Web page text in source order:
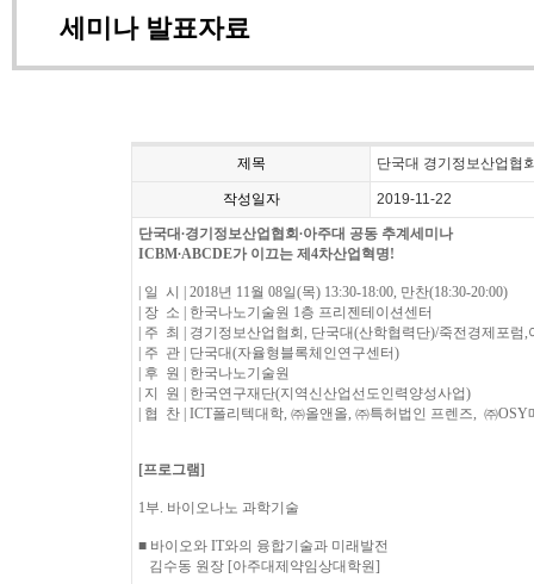
세미나 발표자료
제목 단국대 경기정보산업협
작성일자 2019-11-22
단국대∙경기정보산업협회∙아주대 공동 추계세미나
ICBM∙ABCDE가 이끄는 제4차산업혁명!
| 일 시 | 2018년 11월 08일(목) 13:30-18:00, 만찬(18:30-20:00)
| 장 소 | 한국나노기술원 1층 프리젠테이션센터
| 주 최 | 경기정보산업협회, 단국대(산학협력단)/죽전경제포럼
| 주 관 | 단국대(자율형블록체인연구센터)
| 후 원 | 한국나노기술원
| 지 원 | 한국연구재단(지역신산업선도인력양성사업)
| 협 찬 | ICT폴리텍대학, ㈜올앤올, ㈜특허법인 프렌즈, ㈜
[프로그램]
1부. 바이오나노 과학기술
■ 바이오와 IT와의 융합기술과 미래발전
김수동 원장 [아주대제약임상대학원]